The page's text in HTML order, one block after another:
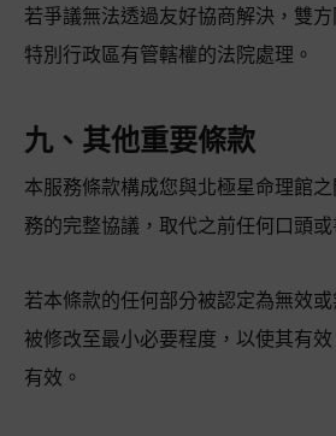
若爭議無法透過友好協商解決，雙
特別行政區有管轄權的法院處理。
九、其他重要條款
本服務條款構成您與北極星命理館
務的完整協議，取代之前任何口頭或
若本條款的任何部分被認定為無效
被修改至最小必要程度，以使其有
有效。